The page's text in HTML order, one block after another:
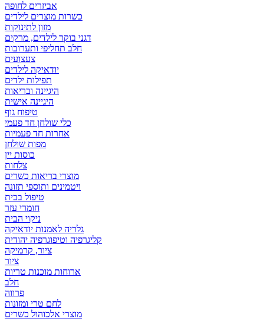
אביזרים לחופה
כשרות מוצרים לילדים
מזון לתינוקות
דגני בוקר לילדים, מרקים
חלב תחליפי ותערובות
צעצועים
יודאיקה לילדים
תפילות ילדים
היגיינה ובריאות
היגיינה אישית
טיפוח גוף
כלי שולחן חד פעמי
אחרות חד פעמיות
מפות שולחן
כוסות יין
צלחות
מוצרי בריאות כשרים
ויטמינים ותוספי תזונה
טיפול בבית
חומרי עזר
ניקוי הבית
גלריה לאמנות יודאיקה
קליגרפיה וטיפוגרפיה יהודית
ציור, קרמיקה
ציור
ארוחות מוכנות טריות
חלב
פרווה
לחם טרי ומזונות
מוצרי אלכוהול כשרים